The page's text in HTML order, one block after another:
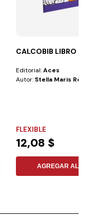
CALCOBIB LIBRO DE
Editorial:Aces
Autor:Stella Maris
FLEXIBLE
12,08 $
AGREGAR AL